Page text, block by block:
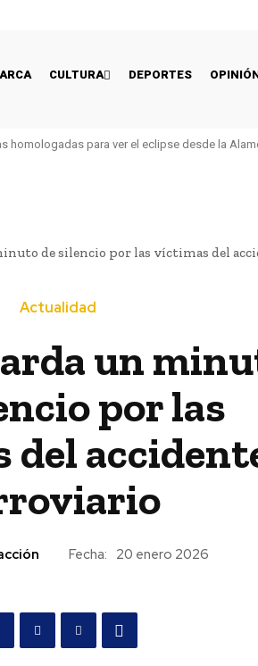
CULTURA DEPORTES
homologadas para ver el eclipse desde la
de silencio por las víctimas del
Actualidad
un
por las
del
Fecha: 20 enero 2026